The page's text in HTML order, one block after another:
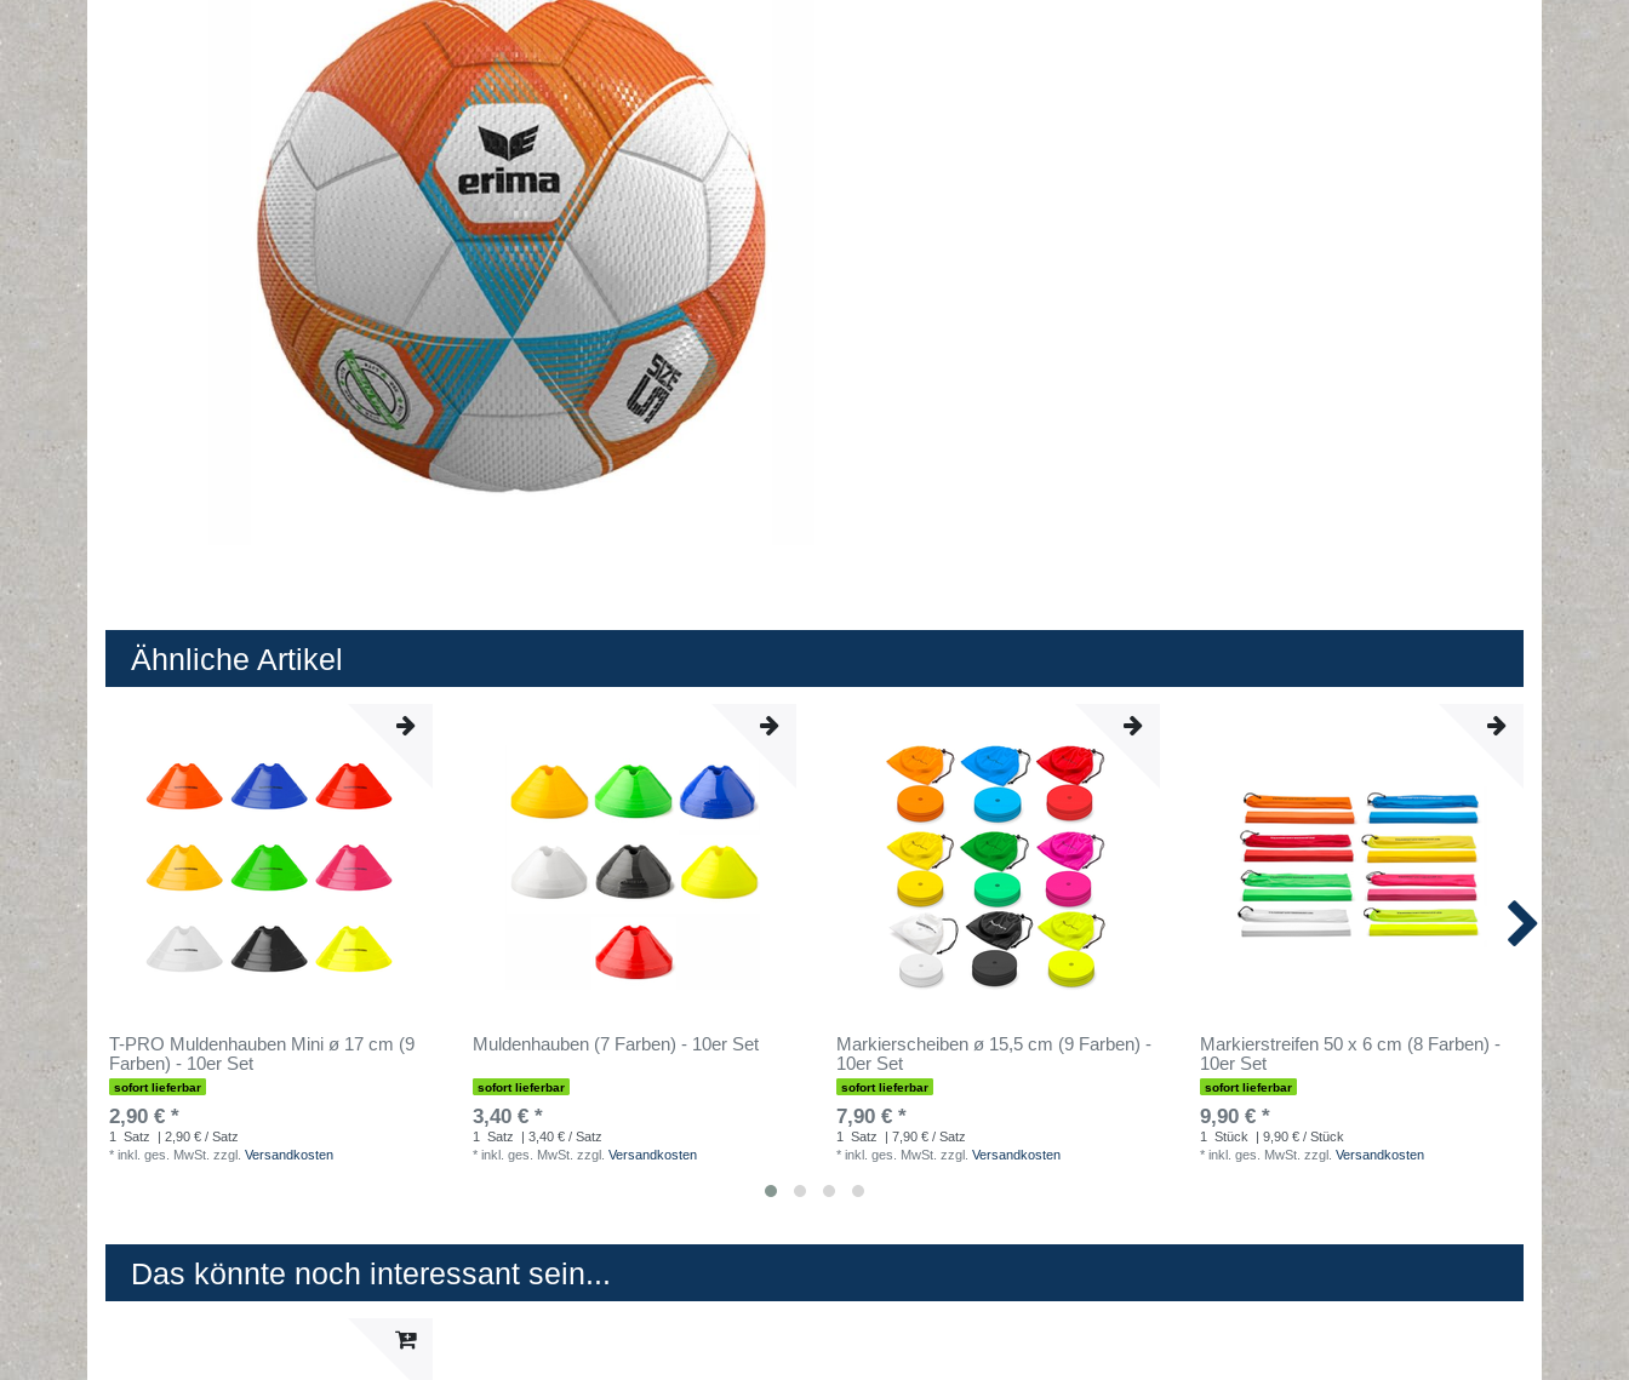
Ähnliche Artikel
T-PRO Muldenhauben Mini ø 17 cm (9
Farben) - 10er Set
sofort lieferbar
2,90 € *
1 Satz
| 2,90 € / Satz
* inkl. ges. MwSt. zzgl. Versandkosten
Muldenhauben (7 Farben) - 10er Set
sofort lieferbar
3,40 € *
1 Satz
| 3,40 € / Satz
* inkl. ges. MwSt. zzgl. Versandkosten
Markierscheiben ø 15,5 cm (9 Farben) -
10er Set
sofort lieferbar
7,90 € *
1 Satz
| 7,90 € / Satz
* inkl. ges. MwSt. zzgl. Versandkosten
Markierstreifen 50 x 6 cm (8 Farben) -
10er Set
sofort lieferbar
9,90 € *
1 Stück
| 9,90 € / Stück
* inkl. ges. MwSt. zzgl. Versandkosten
sofort
*
inkl.
Das könnte noch interessant sein...